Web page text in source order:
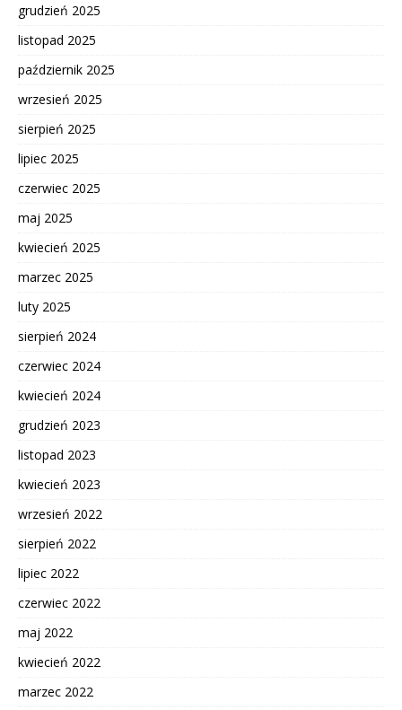
grudzień 2025
listopad 2025
październik 2025
wrzesień 2025
sierpień 2025
lipiec 2025
czerwiec 2025
maj 2025
kwiecień 2025
marzec 2025
luty 2025
sierpień 2024
czerwiec 2024
kwiecień 2024
grudzień 2023
listopad 2023
kwiecień 2023
wrzesień 2022
sierpień 2022
lipiec 2022
czerwiec 2022
maj 2022
kwiecień 2022
marzec 2022